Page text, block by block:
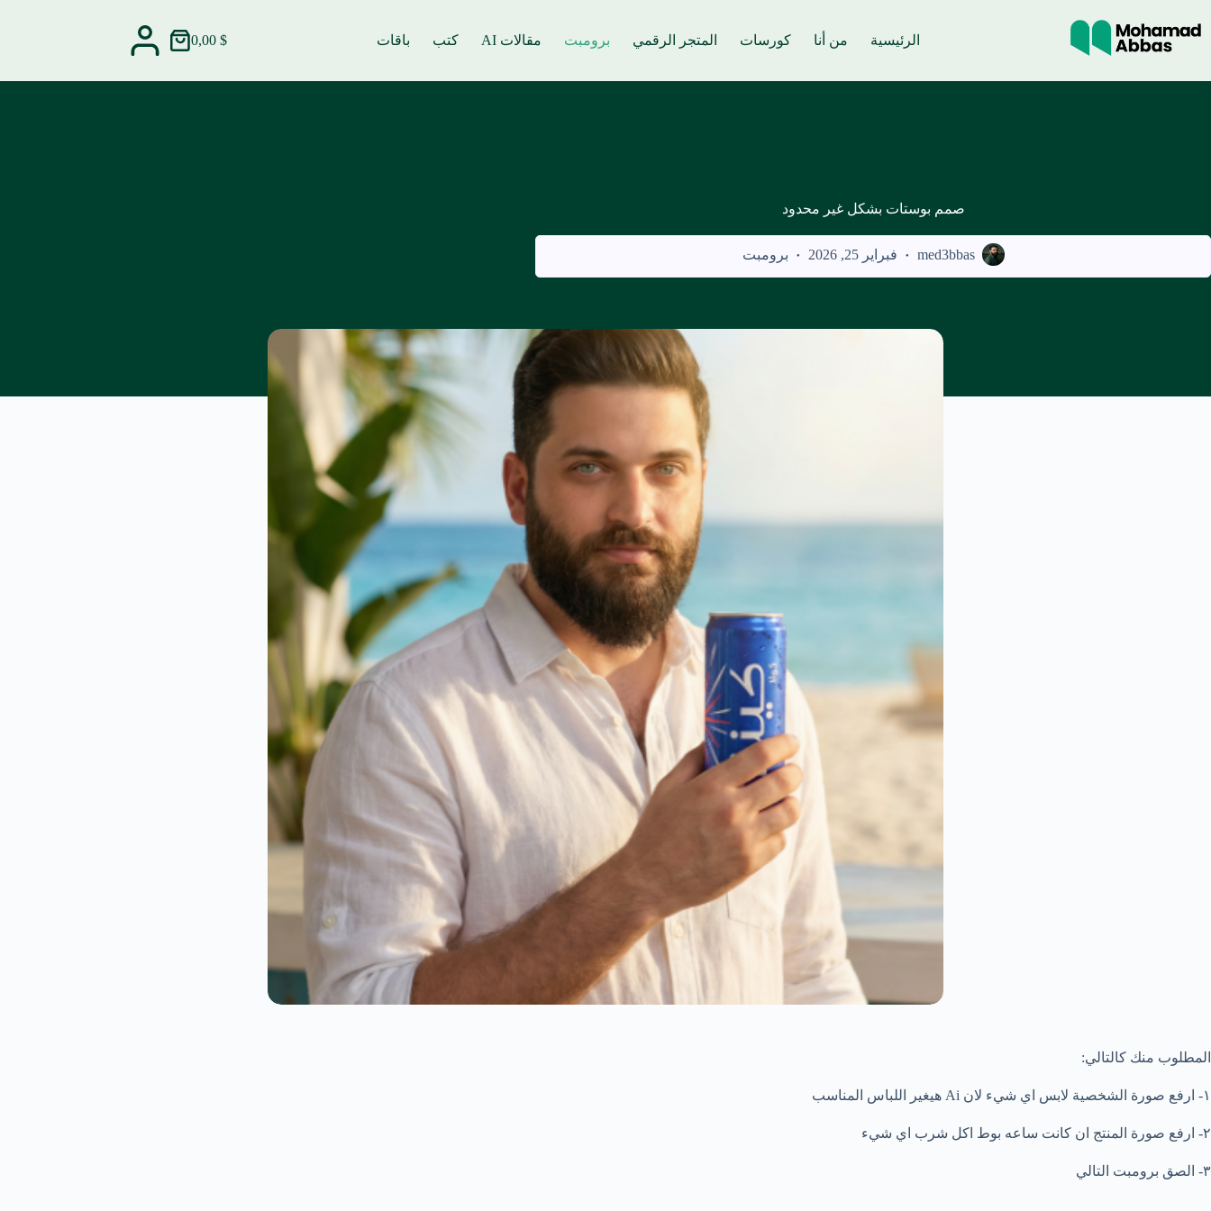
إلى
المحتوى
الرئيسية من أنا كورسات المتجر الرقمي برومبت مقالات AI كتب باقات
عربة
0,00$
صمم بوستات بشكل غير محدود
med3bbas فبراير 25, 2026 برومبت
المطلوب منك كالتالي:
١- ارفع صورة الشخصية لابس اي شيء لان Ai هيغير اللباس المناسب
٢- ارفع صورة المنتج ان كانت ساعه بوط اكل شرب اي شيء
٣- الصق برومبت التالي